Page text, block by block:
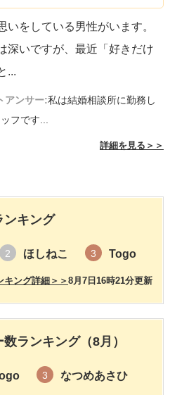
いをしている男性がいます。
深いですが、最近「好きだけ
...
アンサー:私は結婚相談所に勤務し
フです...
詳細を見る＞＞
ンキング
2 ほしねこ 3 Togo
8月7日16時21分更新
キング詳細＞＞
ランキング（8月）
3 なつめあさひ